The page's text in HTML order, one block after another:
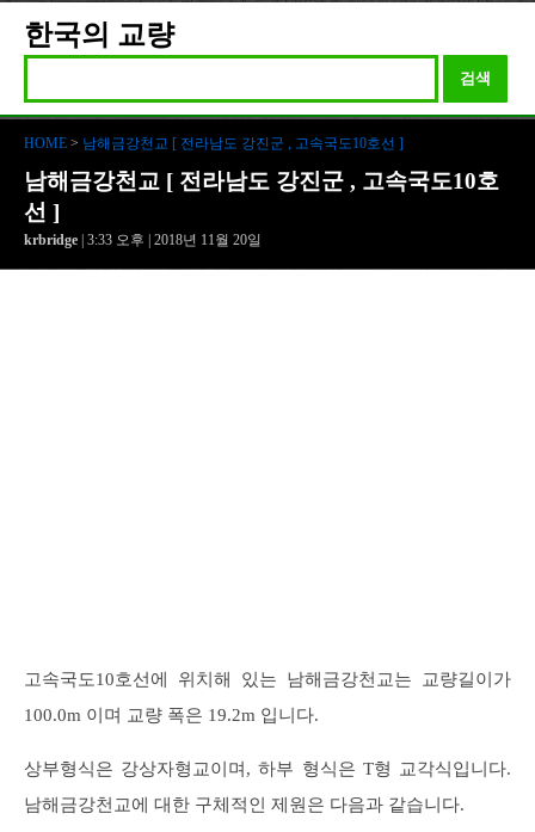
한국의 교량
검색
HOME > 남해금강천교 [ 전라남도 강진군 , 고속국도10호선 ]
남해금강천교 [ 전라남도 강진군 , 고속국도10호
선 ]
krbridge | 3:33 오후 | 2018년 11월 20일
고속국도10호선에 위치해 있는 남해금강천교는 교량길이가
100.0m 이며 교량 폭은 19.2m 입니다.
상부형식은 강상자형교이며, 하부 형식은 T형 교각식입니다.
남해금강천교에 대한 구체적인 제원은 다음과 같습니다.